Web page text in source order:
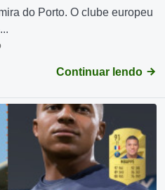
do Porto. O clube europeu
Continuar lendo